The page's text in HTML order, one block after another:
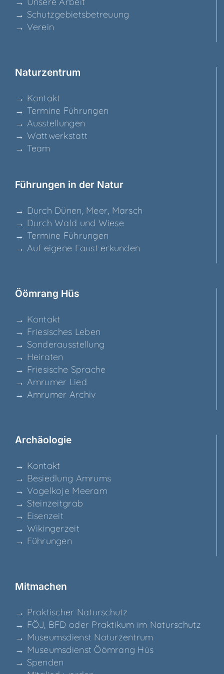
→ Schutz­ge­biets­be­treu­ung
→ Ver­ein
Natur­zen­trum
→ Kon­takt
→ Ter­mi­ne Führungen
→ Aus­stel­lun­gen
→ Watt­werk­statt
→ Team
Füh­run­gen in der Natur
→ Durch Dünen, Meer, Marsch
→ Durch Wald und Wiese
→ Ter­mi­ne Führungen
→ Auf eige­ne Faust erkunden
Ööm­rang Hüs
→ Kon­takt
→ Frie­si­sches Leben
→ Son­der­aus­stel­lung
→ Hei­ra­ten
→ Frie­si­sche Sprache
→ Amru­mer Lied
→ Amru­mer Archiv
Archäo­lo­gie
→ Kon­takt
→ Besied­lung Amrums
→ Vogel­ko­je Meeram
→ Stein­zeit­grab
→ Eisen­zeit
→ Wikin­ger­zeit
→ Füh­run­gen
Mit­ma­chen
→ Prak­ti­scher Naturschutz
→ FÖJ, BFD oder Prak­ti­kum im Naturschutz
→ Muse­ums­dienst Naturzentrum
→ Muse­ums­dienst Ööm­rang Hüs
→ Spen­den